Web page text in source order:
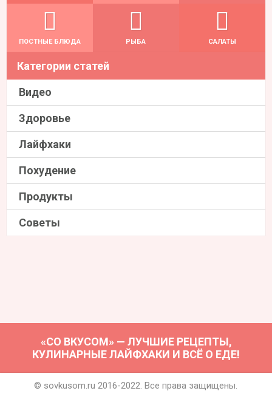
ПОСТНЫЕ БЛЮДА РЫБА САЛАТЫ
Категории статей
Видео
Здоровье
Лайфхаки
Похудение
Продукты
Советы
«СО ВКУСОМ» — ЛУЧШИЕ РЕЦЕПТЫ,
КУЛИНАРНЫЕ ЛАЙФХАКИ И ВСЁ О ЕДЕ!
© sovkusom.ru 2016-2022. Все права защищены.